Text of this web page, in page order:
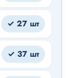
✓ 27 шт
✓ 37 шт